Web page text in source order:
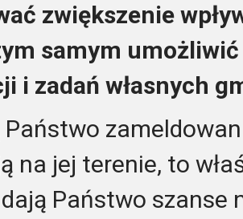
zwiększenie
samym
i zadań własnych
na jej terenie, to
Państwo szanse